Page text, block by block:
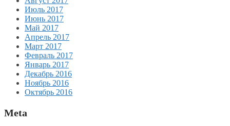
Июль 2017
Июнь 2017
Май 2017
Апрель 2017
Март 2017
Февраль 2017
Январь 2017
Декабрь 2016
Ноябрь 2016
Октябрь 2016
Meta